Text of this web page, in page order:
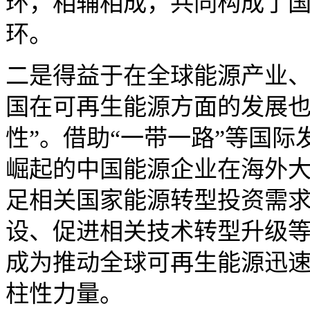
环。
二是得益于在全球能源产业
国在可再生能源方面的发展
性”。借助“一带一路”等国
崛起的中国能源企业在海外
足相关国家能源转型投资需
设、促进相关技术转型升级
成为推动全球可再生能源迅
柱性力量。